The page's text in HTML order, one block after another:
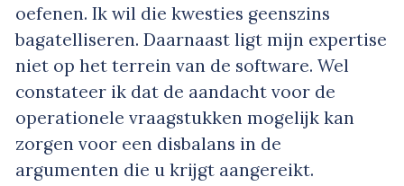
oefenen. Ik wil die kwesties geenszins
bagatelliseren. Daarnaast ligt mijn expertise
niet op het terrein van de software. Wel
constateer ik dat de aandacht voor de
operationele vraagstukken mogelijk kan
zorgen voor een disbalans in de
argumenten die u krijgt aangereikt.